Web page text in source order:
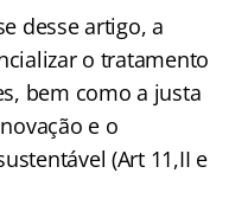
desse artigo, a
o tratamento
bem como a justa
e o
(Art 11,II e